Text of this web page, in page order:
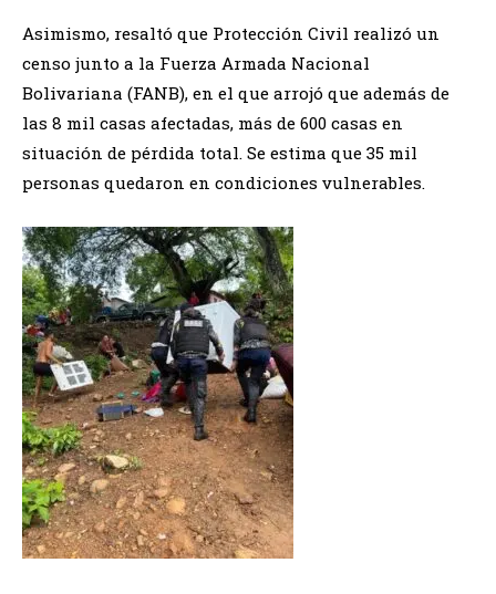
Asimismo, resaltó que Protección Civil realizó un
censo junto a la Fuerza Armada Nacional
Bolivariana (FANB), en el que arrojó que además de
las 8 mil casas afectadas, más de 600 casas en
situación de pérdida total. Se estima que 35 mil
personas quedaron en condiciones vulnerables.